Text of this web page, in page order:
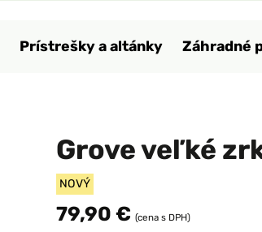
Prístrešky a altánky Záhradné
Grove veľké
NOVÝ
79,90 € (cena s DPH)